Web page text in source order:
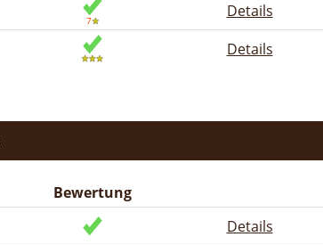
Details
Details
Bewertung
Details